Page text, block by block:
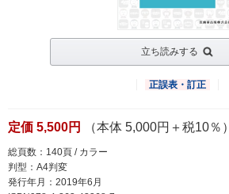
立ち読みする
正誤表・訂正
定価 5,500円 （本体 5,000円＋税10％）
総頁数：140頁 / カラー
判型：A4判変
発行年月：2019年6月